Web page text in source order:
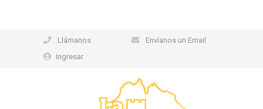
Llámanos
Envíanos un Email
Ingresar